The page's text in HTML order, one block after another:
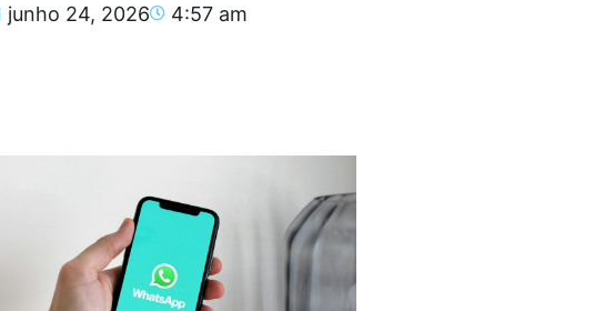
junho 24, 2026 4:57 am